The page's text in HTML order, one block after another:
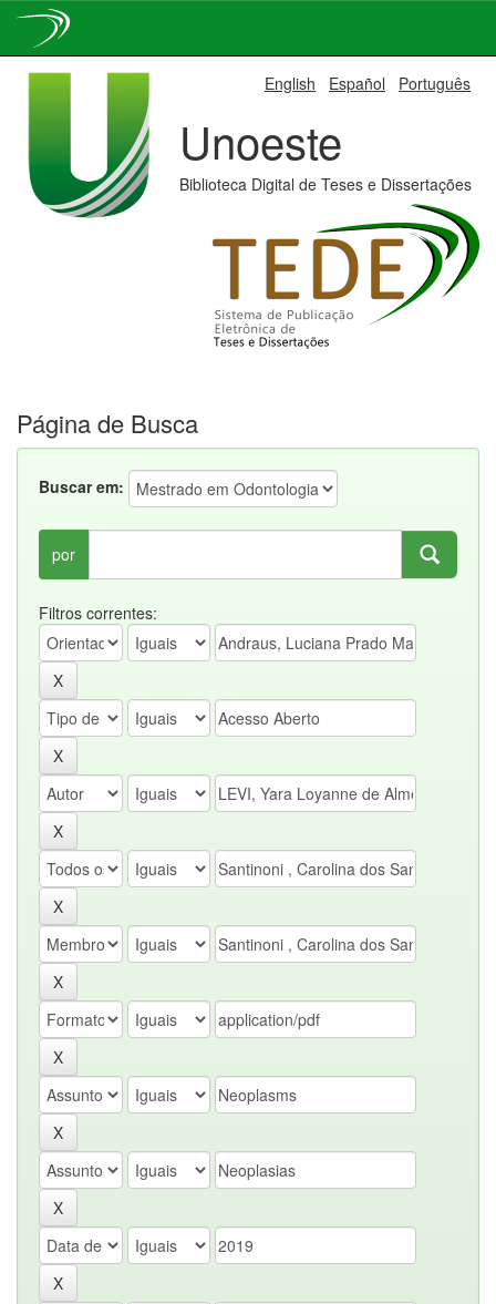
English Español Português
Unoeste
Biblioteca Digital de Teses e Dissertações
Página de Busca
Buscar em:
por
Filtros correntes: